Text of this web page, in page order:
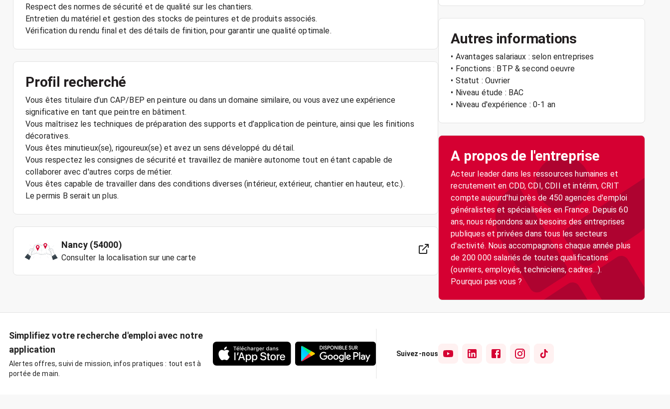
Respect des normes de sécurité et de qualité sur les chantiers.
Entretien du matériel et gestion des stocks de peintures et de produits associés.
Vérification du rendu final et des détails de finition, pour garantir une qualité optimale.
Profil recherché
Vous êtes titulaire d’un CAP/BEP en peinture ou dans un domaine similaire, ou vous avez une expérience
significative en tant que peintre en bâtiment.
Vous maîtrisez les techniques de préparation des supports et d’application de peinture, ainsi que les finitions
décoratives.
Vous êtes minutieux(se), rigoureux(se) et avez un sens développé du détail.
Vous respectez les consignes de sécurité et travaillez de manière autonome tout en étant capable de
collaborer avec d'autres corps de métier.
Vous êtes capable de travailler dans des conditions diverses (intérieur, extérieur, chantier en hauteur, etc.).
Le permis B serait un plus.
Nancy (54000)
Consulter la localisation sur une carte
Autres informations
• Avantages salariaux : selon entreprises
• Fonctions : BTP & second oeuvre
• Statut : Ouvrier
• Niveau étude : BAC
• Niveau d'expérience : 0-1 an
A propos de l'entreprise
Acteur leader dans les ressources humaines et
recrutement en CDD, CDI, CDII et intérim, CRIT
compte aujourd'hui près de 450 agences d'emploi
généralistes et spécialisées en France. Depuis 60
ans, nous répondons aux besoins des entreprises
publiques et privées dans tous les secteurs
d'activité. Nous accompagnons chaque année plus
de 200 000 salariés de toutes qualifications
(ouvriers, employés, techniciens, cadres...).
Pourquoi pas vous ?
Simplifiez votre recherche d'emploi avec notre
application
Alertes offres, suivi de mission, infos pratiques : tout est à
portée de main.
Suivez-nous